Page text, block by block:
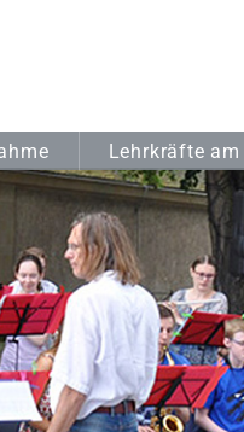
Lehrkräfte am